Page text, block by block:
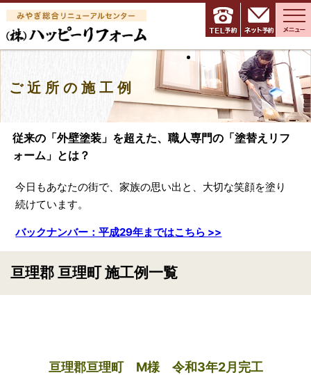
ご近所の施工例
従来の「外壁塗装」を超えた、職人専門の「塗替えリフ
ォーム」とは？
今日もあなたの街で、家族の思い出と、大切な笑顔を塗り
続けています。
バックナンバー：平成29年まではこちら >>
亘理郡 亘理町 施工例一覧
亘理郡亘理町 M様 令和3年2月完工